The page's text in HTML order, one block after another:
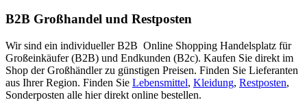
B2B Großhandel und Restposten
Wir sind ein individueller B2B Online Shopping Handelsplatz für
Großeinkäufer (B2B) und Endkunden (B2c). Kaufen Sie direkt im
Shop der Großhändler zu günstigen Preisen. Finden Sie Lieferanten
aus Ihrer Region. Finden Sie Lebensmittel, Kleidung, Restposten,
Sonderposten alle hier direkt online bestellen.